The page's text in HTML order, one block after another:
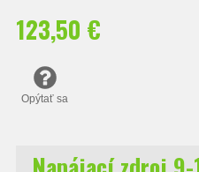
123,50 €
Opýtať sa